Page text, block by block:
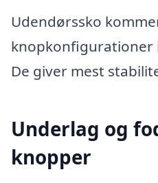
Udendørssko
knopkonfigurationer
De giver mest
Underlag og
knopper